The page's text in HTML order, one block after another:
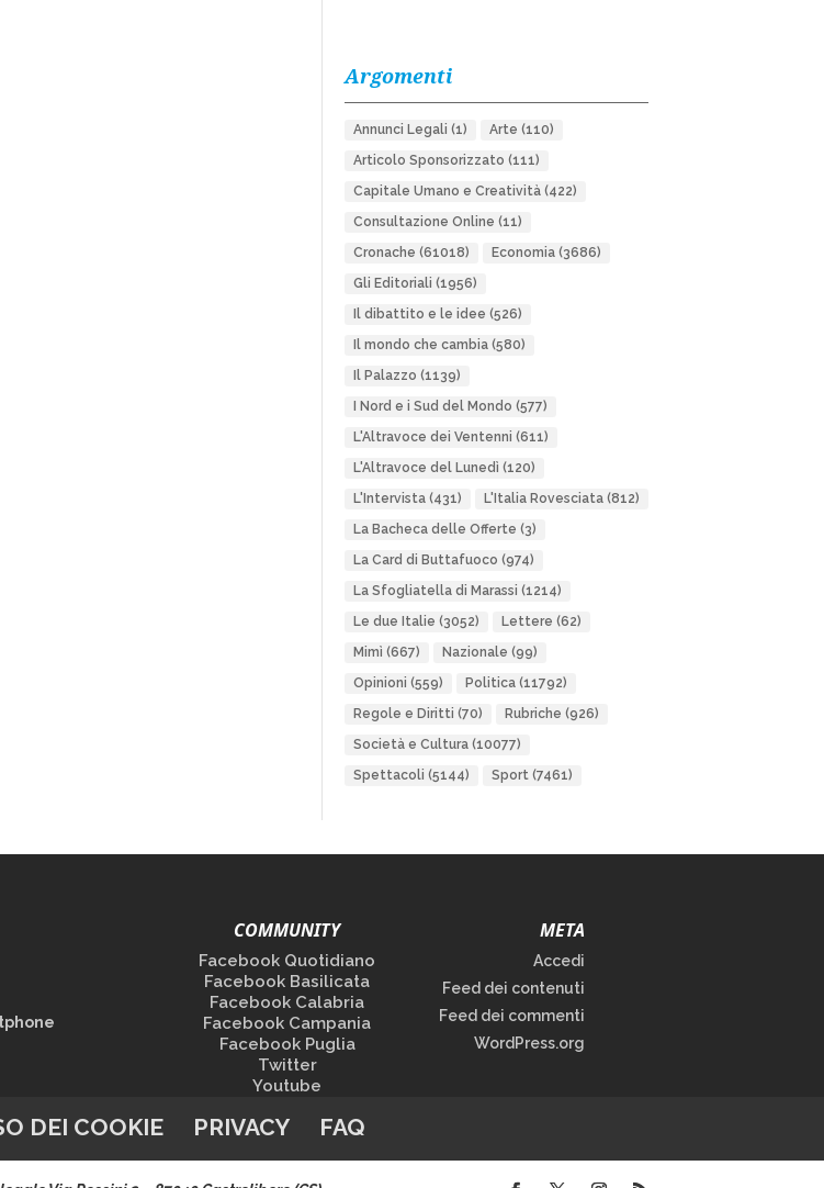
Argomenti
Annunci Legali (1) Arte (110)
Articolo Sponsorizzato (111)
Capitale Umano e Creatività(422)
Consultazione Online (11)
Cronache (61018) Economia(3686)
Gli Editoriali (1956)
Il dibattito e le idee (526)
Il mondo che cambia(580)
Il Palazzo (1139)
I Nord e i Sud del Mondo (577)
L'Altravoce dei Ventenni (611)
L'Altravoce del Lunedì (120)
L'Intervista(431) L'Italia Rovesciata(812)
La Bacheca delle Offerte (3)
La Card di Buttafuoco (974)
La Sfogliatella di Marassi (1214)
Le due Italie (3052) Lettere (62)
Mimì (667) Nazionale (99)
Opinioni (559) Politica(11792)
Regole e Diritti (70) Rubriche (926)
Società e Cultura(10077)
Spettacoli (5144) Sport(7461)
COMMUNITY
Facebook Quotidiano
Facebook Basilicata
Facebook Calabria
Facebook Campania
Facebook Puglia
Twitter
Youtube
META
Accedi
Feed dei contenuti
Feed dei commenti
WordPress.org
DEI COOKIE PRIVACY FAQ